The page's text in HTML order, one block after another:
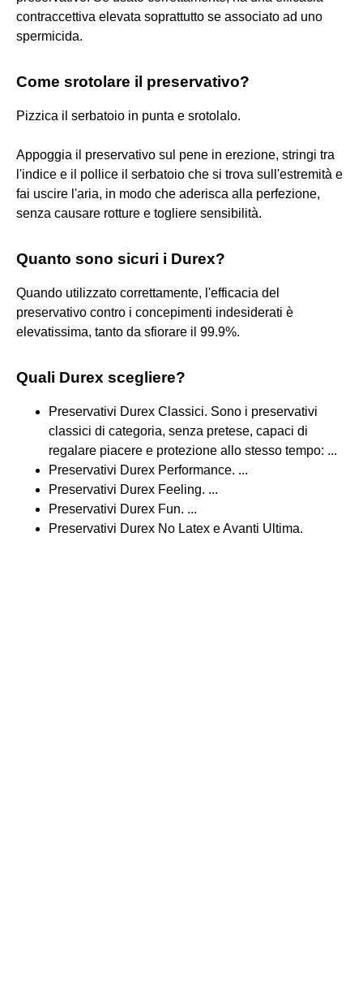
contraccettiva elevata soprattutto se associato ad uno
spermicida.
Come srotolare il preservativo?
Pizzica il serbatoio in punta e srotolalo.
Appoggia il preservativo sul pene in erezione, stringi tra
l'indice e il pollice il serbatoio che si trova sull'estremità e
fai uscire l'aria, in modo che aderisca alla perfezione,
senza causare rotture e togliere sensibilità.
Quanto sono sicuri i Durex?
Quando utilizzato correttamente, l'efficacia del
preservativo contro i concepimenti indesiderati è
elevatissima, tanto da sfiorare il 99.9%.
Quali Durex scegliere?
Preservativi Durex Classici. Sono i preservativi
classici di categoria, senza pretese, capaci di
regalare piacere e protezione allo stesso tempo: ...
Preservativi Durex Performance. ...
Preservativi Durex Feeling. ...
Preservativi Durex Fun. ...
Preservativi Durex No Latex e Avanti Ultima.